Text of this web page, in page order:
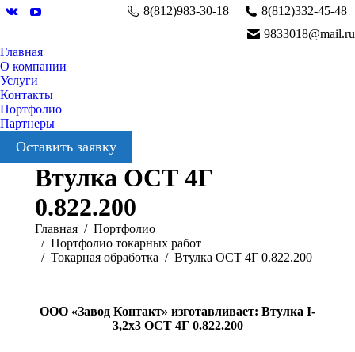
Вконтакте
YouTube
8(812)983-30-18
8(812)332-45-48
9833018@mail.ru
Главная
О компании
Услуги
Контакты
Портфолио
Партнеры
Оставить заявку
Втулка ОСТ 4Г
0.822.200
Вы здесь:
Главная
Портфолио
Портфолио токарных работ
Токарная обработка
Втулка ОСТ 4Г 0.822.200
ООО «Завод Контакт» изготавливает: Втулка I-
3,2х3 ОСТ 4Г 0.822.200